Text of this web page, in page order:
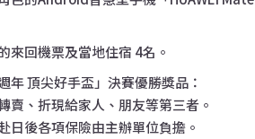
來回機票及當地住宿 4名。
年 頂尖好手盃」決賽優勝獎品：
賣、折現給家人、朋友等第三者。
日後各項保險由主辦單位負擔。